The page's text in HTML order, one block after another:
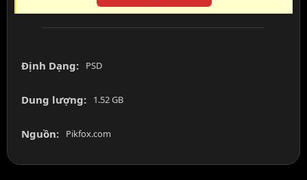
Định Dạng: PSD
Dung lượng: 1.52 GB
Nguồn: Pikfox.com